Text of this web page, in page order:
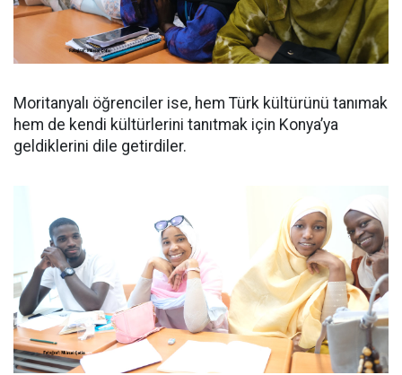
Moritanyalı öğrenciler ise, hem Türk kültürünü tanımak
hem de kendi kültürlerini tanıtmak için Konya’ya
geldiklerini dile getirdiler.